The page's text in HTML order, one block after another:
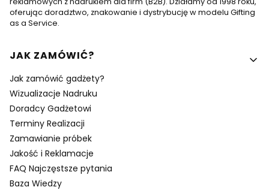
oferując doradztwo, znakowanie i dystrybucję w modelu Gifting
as a Service.
Linki w stopce
JAK ZAMÓWIĆ?
Jak zamówić gadżety?
Wizualizacje Nadruku
Doradcy Gadżetowi
Terminy Realizacji
Zamawianie próbek
Jakość i Reklamacje
FAQ Najczęstsze pytania
Baza Wiedzy